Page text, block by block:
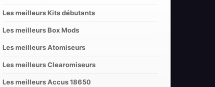
Les meilleurs Kits débutants
Les meilleurs Box Mods
Les meilleurs Atomiseurs
Les meilleurs Clearomiseurs
Les meilleurs Accus 18650